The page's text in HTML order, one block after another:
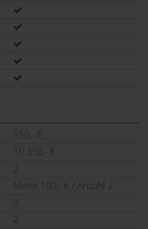
150,- €
10.350,- €
2
Miete 100,- € / Anzahl 2
3
2